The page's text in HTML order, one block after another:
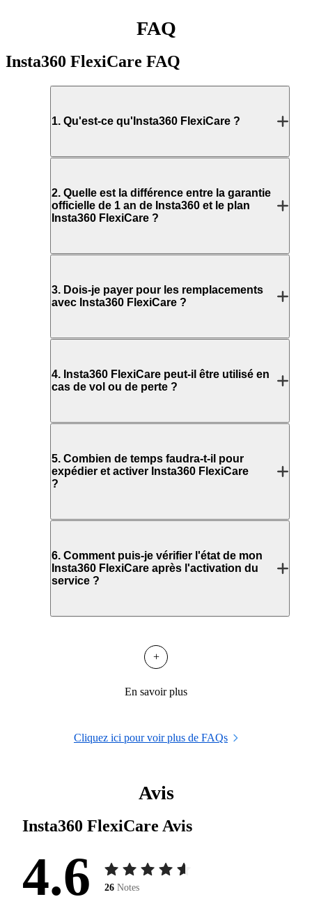
FAQ
Insta360 FlexiCare FAQ
1. Qu'est-ce qu'Insta360 FlexiCare ?
2. Quelle est la différence entre la garantie
officielle de 1 an de Insta360 et le plan
Insta360 FlexiCare ?
3. Dois-je payer pour les remplacements
avec Insta360 FlexiCare ?
4. Insta360 FlexiCare peut-il être utilisé en
cas de vol ou de perte ?
5. Combien de temps faudra-t-il pour
expédier et activer Insta360 FlexiCare
?
6. Comment puis-je vérifier l'état de mon
Insta360 FlexiCare après l'activation du
service ?
+
En savoir plus
Cliquez ici pour voir plus de FAQs
Avis
Insta360 FlexiCare Avis
4.6 26 Notes